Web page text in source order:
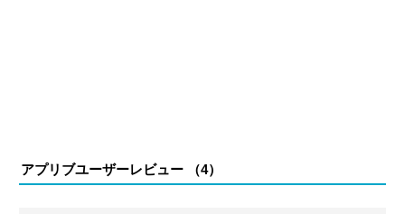
アプリブユーザーレビュー （4）